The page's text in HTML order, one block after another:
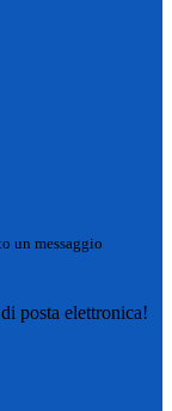
un messaggio
posta elettronica!